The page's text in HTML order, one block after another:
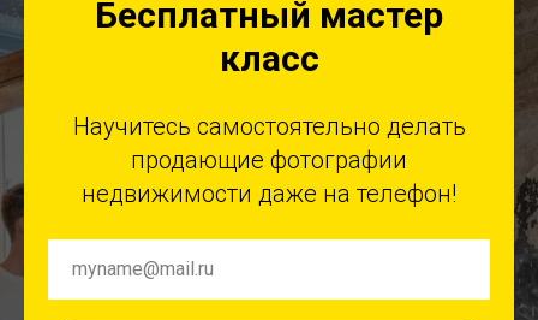
Бесплатный мастер
класс
Научитесь самостоятельно делать
продающие фотографии
недвижимости даже на телефон!